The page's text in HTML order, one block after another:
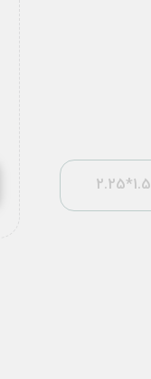
1.5*2.25